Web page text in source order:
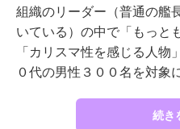
組織のリーダー（普通の艦
いている）の中で「もっと
「カリスマ性を感じる人物
０代の男性３００名を対象
続き